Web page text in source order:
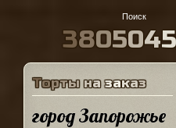
3805045
Торты на заказ
город Запорожье